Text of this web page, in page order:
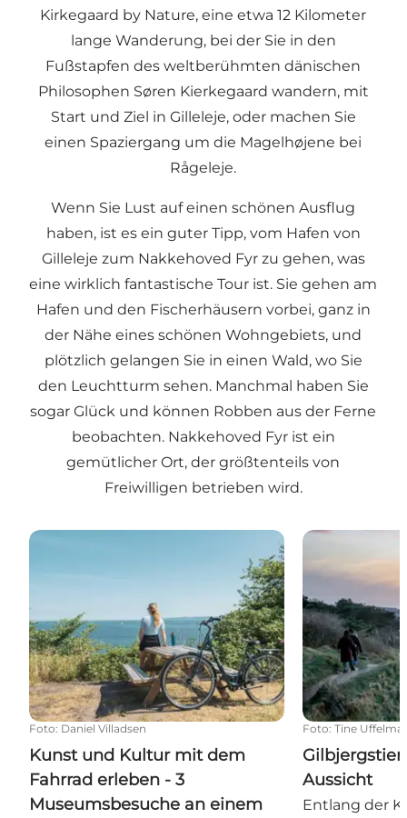
Kirkegaard by Nature, eine etwa 12 Kilometer
lange Wanderung, bei der Sie in den
Fußstapfen des weltberühmten dänischen
Philosophen Søren Kierkegaard wandern, mit
Start und Ziel in Gilleleje, oder machen Sie
einen Spaziergang um die Magelhøjene bei
Rågeleje.
Wenn Sie Lust auf einen schönen Ausflug
haben, ist es ein guter Tipp, vom Hafen von
Gilleleje zum Nakkehoved Fyr zu gehen, was
eine wirklich fantastische Tour ist. Sie gehen am
Hafen und den Fischerhäusern vorbei, ganz in
der Nähe eines schönen Wohngebiets, und
plötzlich gelangen Sie in einen Wald, wo Sie
den Leuchtturm sehen. Manchmal haben Sie
sogar Glück und können Robben aus der Ferne
beobachten. Nakkehoved Fyr ist ein
gemütlicher Ort, der größtenteils von
Freiwilligen betrieben wird.
Kunst und Kultur mit dem Fahrrad erleben - 3
Foto: Daniel Villadsen
Kunst und Kultur mit dem
Fahrrad erleben - 3
Museumsbesuche an einem
Gilbjergstien
Foto: Tine
Aussicht
Entlang der